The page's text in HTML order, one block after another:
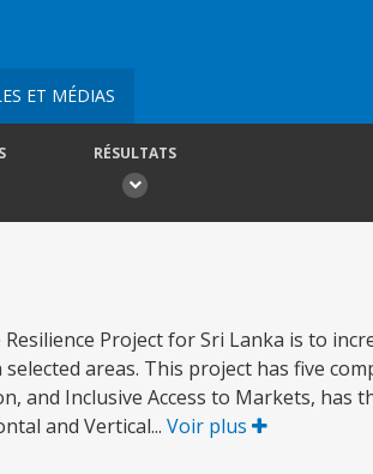
ET MÉDIAS
RÉSULTATS
Project for Sri Lanka is to
areas. This project has five
and Inclusive Access to Markets, has
and Vertical... Voir plus